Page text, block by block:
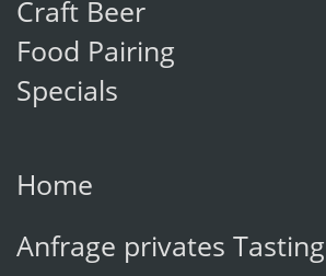
Craft Beer
Food Pairing
Specials
Home
Anfrage privates Tasting